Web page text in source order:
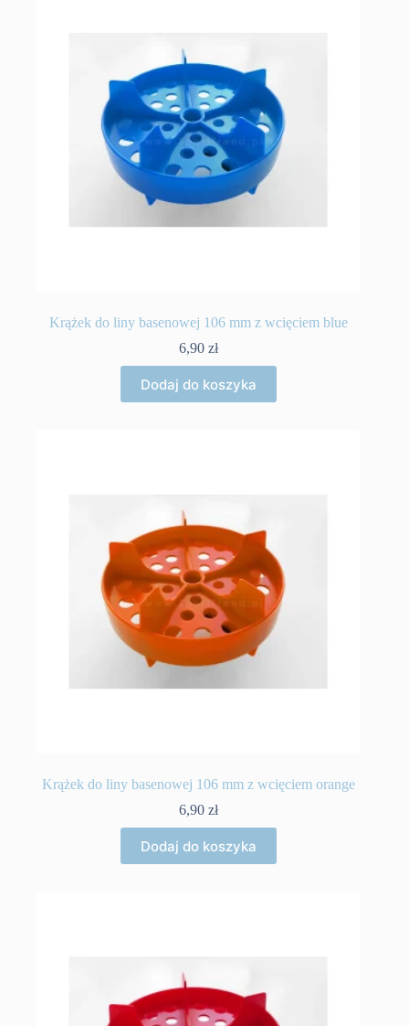
Krążek do liny basenowej 106 mm z wcięciem blue
6,90 zł
Dodaj do koszyka
Krążek do liny basenowej 106 mm z wcięciem orange
6,90 zł
Dodaj do koszyka